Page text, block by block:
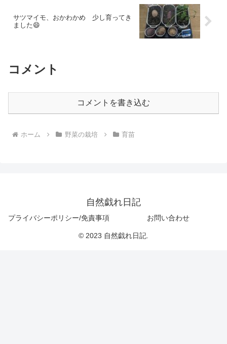
サツマイモ、おかわかめ 少し育ってき
ました😄
コメント
コメントを書き込む
ホーム 野菜の栽培 育苗
自然戯れ日記
プライバシーポリシー/免責事項 お問い合わせ
© 2023 自然戯れ日記.